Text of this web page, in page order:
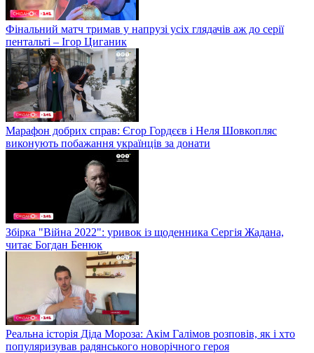
Фінальний матч тримав у напрузі усіх глядачів аж до серії
пентальті – Ігор Циганик
Марафон добрих справ: Єгор Гордєєв і Неля Шовкопляс
виконують побажання українців за донати
Збірка "Війна 2022": уривок із щоденника Сергія Жадана,
читає Богдан Бенюк
Реальна історія Діда Мороза: Акім Галімов розповів, як і хто
популяризував радянського новорічного героя